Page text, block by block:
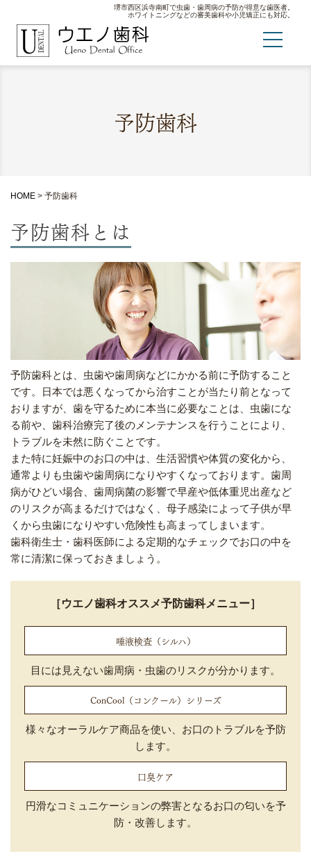
堺市西区浜寺南町で虫歯・歯周病の予防が得意な歯医者。
ホワイトニングなどの審美歯科や小児矯正にも対応。
予防歯科
HOME > 予防歯科
予防歯科とは
予防歯科とは、虫歯や歯周病などにかかる前に予防すること
です。日本では悪くなってから治すことが当たり前となって
おりますが、歯を守るために本当に必要なことは、虫歯にな
る前や、歯科治療完了後のメンテナンスを行うことにより、
トラブルを未然に防ぐことです。
また特に妊娠中のお口の中は、生活習慣や体質の変化から、
通常よりも虫歯や歯周病になりやすくなっております。歯周
病がひどい場合、歯周病菌の影響で早産や低体重児出産など
のリスクが高まるだけではなく、母子感染によって子供が早
くから虫歯になりやすい危険性も高まってしまいます。
歯科衛生士・歯科医師による定期的なチェックでお口の中を
常に清潔に保っておきましょう。
［ウエノ歯科オススメ予防歯科メニュー］
唾液検査（シルハ）
目には見えない歯周病・虫歯のリスクが分かります。
ConCool（コンクール）シリーズ
様々なオーラルケア商品を使い、お口のトラブルを予防
します。
口臭ケア
円滑なコミュニケーションの弊害となるお口の匂いを予
防・改善します。